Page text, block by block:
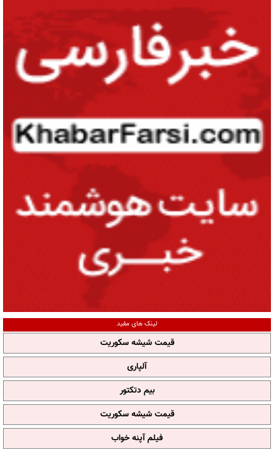
لینک های مفید
قیمت شیشه سکوریت
آلپاری
بیم دتکتور
قیمت شیشه سکوریت
فیلم آپنه خواب